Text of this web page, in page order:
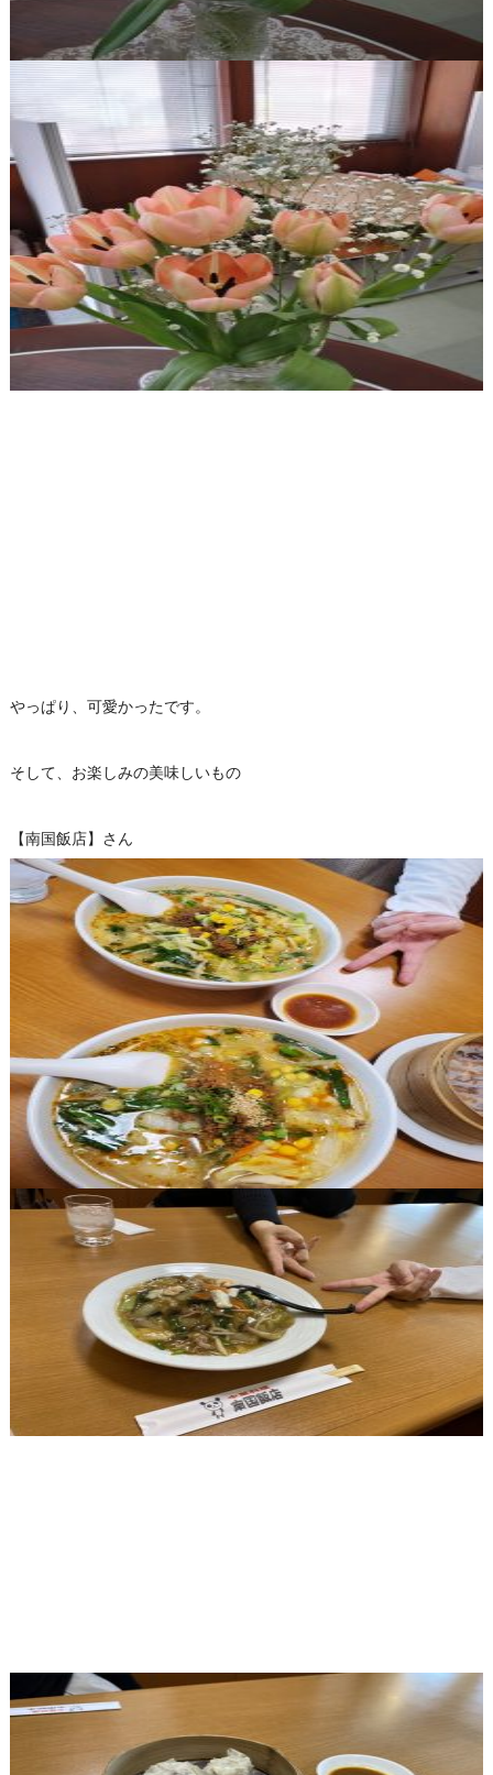
やっぱり、可愛かったです。
そして、お楽しみの美味しいもの
【南国飯店】さん